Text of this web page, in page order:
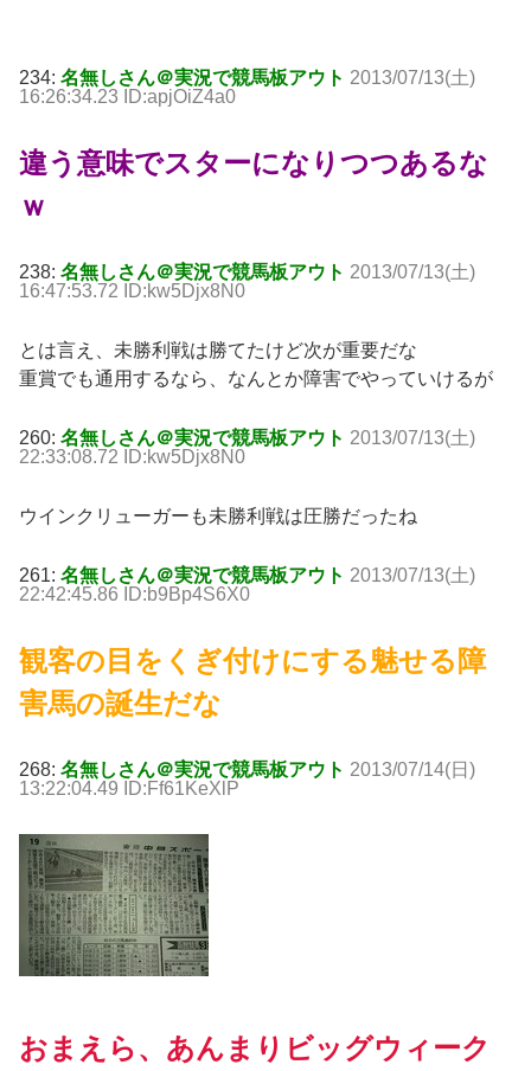
234: 名無しさん＠実況で競馬板アウト 2013/07/13(土)
16:26:34.23 ID:apjOiZ4a0
違う意味でスターになりつつあるな
ｗ
238: 名無しさん＠実況で競馬板アウト 2013/07/13(土)
16:47:53.72 ID:kw5Djx8N0
とは言え、未勝利戦は勝てたけど次が重要だな
重賞でも通用するなら、なんとか障害でやっていけるが
260: 名無しさん＠実況で競馬板アウト 2013/07/13(土)
22:33:08.72 ID:kw5Djx8N0
ウインクリューガーも未勝利戦は圧勝だったね
261: 名無しさん＠実況で競馬板アウト 2013/07/13(土)
22:42:45.86 ID:b9Bp4S6X0
観客の目をくぎ付けにする魅せる障
害馬の誕生だな
268: 名無しさん＠実況で競馬板アウト 2013/07/14(日)
13:22:04.49 ID:Ff61KeXlP
おまえら、あんまりビッグウィーク